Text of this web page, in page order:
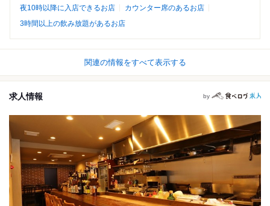
夜10時以降に入店できるお店
カウンター席のあるお店
3時間以上の飲み放題があるお店
関連の情報をすべて表示する
求人情報 by